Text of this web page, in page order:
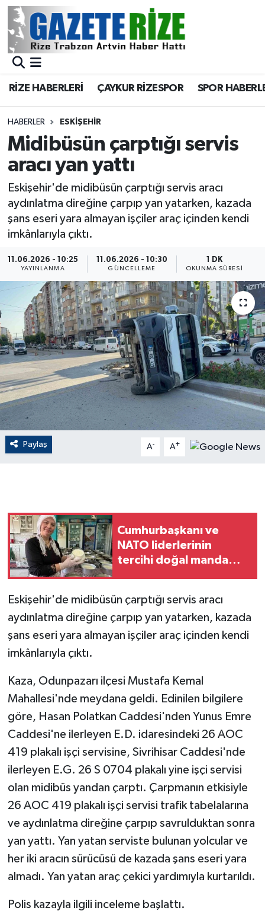
RİZE HABERLERİ ÇAYKUR RİZESPOR SPOR
HABERLER ESKIŞEHIR
Midibüsün çarptığı servis
aracı yan yattı
Eskişehir'de midibüsün çarptığı servis aracı
aydınlatma direğine çarpıp yan yatarken, kazada
şans eseri yara almayan işçiler araç içinden kendi
imkânlarıyla çıktı.
11.06.2026 - 10:25
YAYINLANMA
11.06.2026 - 10:30
GÜNCELLEME
1 DK
OKUNMA SÜRESI
Paylaş A- A+
Cumhurbaşkanı ve
NATO liderlerinin
tercihi doğal manda
Eskişehir'de midibüsün çarptığı servis aracı
aydınlatma direğine çarpıp yan yatarken, kazada
şans eseri yara almayan işçiler araç içinden kendi
imkânlarıyla çıktı.
Kaza, Odunpazarı ilçesi Mustafa Kemal
Mahallesi'nde meydana geldi. Edinilen bilgilere
göre, Hasan Polatkan Caddesi'nden Yunus Emre
Caddesi'ne ilerleyen E.D. idaresindeki 26 AOC
419 plakalı işçi servisine, Sivrihisar Caddesi'nde
ilerleyen E.G. 26 S 0704 plakalı yine işçi servisi
olan midibüs yandan çarptı. Çarpmanın etkisiyle
26 AOC 419 plakalı işçi servisi trafik tabelalarına
ve aydınlatma direğine çarpıp savrulduktan sonra
yan yattı. Yan yatan serviste bulunan yolcular ve
her iki aracın sürücüsü de kazada şans eseri yara
almadı. Yan yatan araç çekici yardımıyla kurtarıldı.
Polis kazayla ilgili inceleme başlattı.
BÖLGEMİZ
Asayiş
Rize Jandarma Komutanlığı
Bilim Teknoloji
Advertising news
Canlı Maç
ÇEVRE
Dış Haberler
Dünya
EĞİTİM
EKONOMİ
English News
Gayrimenkul
GENEL
Güvenlik
HABERDE İNSAN
İNSAN
İş Dünyası
Jandarma
Kadın
KÜLTÜR SANAT
MAGAZİN
Otomobil
Merkez Nöbetçi Eczaneler
Merkez Trafik Yoğunluk Haritası
Süper Lig Puan Durumu ve Fikstür
Tüm Manşetler
Son Dakika Haberleri
Haber Arşivi